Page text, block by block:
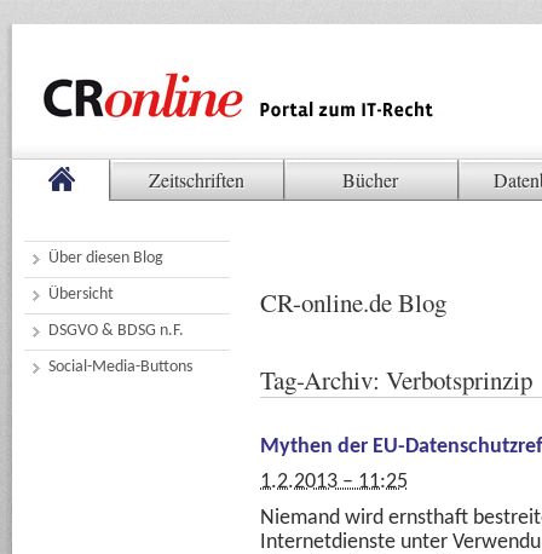
Zeitschriften Bücher
Über diesen Blog
Übersicht
DSGVO & BDSG n.F.
Social-Media-Buttons
CR-online.de Blog
Tag-Archiv: Verbotsprinzip
Mythen der EU-
1.2.2013 – 11:25
Niemand wird ernsthaft
Internetdienste unter